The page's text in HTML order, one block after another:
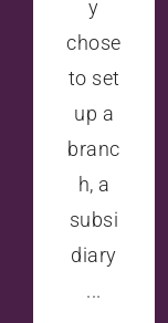
y
chose
to set
up a
branc
h, a
subsi
diary
...